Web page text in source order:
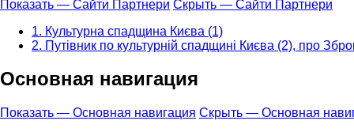
Показать — Сайти Партнери Скрыть — Сайти Партнери
1. Культурна спадщина Києва (1)
2. Путівник по культурній спадщині Києва (2), про
Основная навигация
Показать — Основная навигация Скрыть — Основная